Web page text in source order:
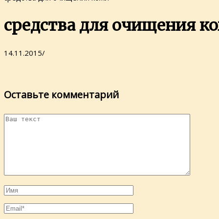
средства для очищения
14.11.2015/
Оставьте комментарий